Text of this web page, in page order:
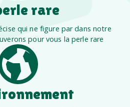
rare
qui ne figure par dans notre
pour vous la perle rare